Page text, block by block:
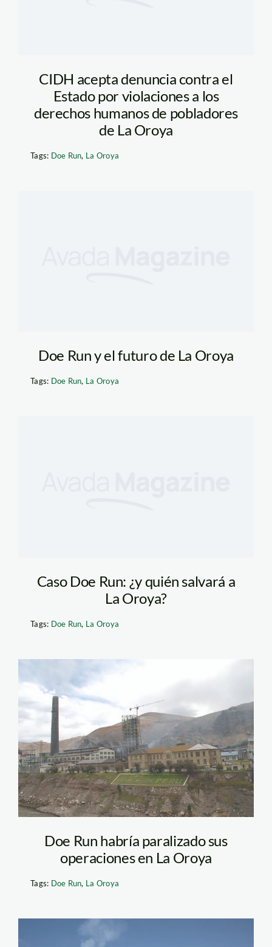
CIDH acepta denuncia contra el
Estado por violaciones a los
derechos humanos de pobladores
de La Oroya
Tags: Doe Run, La Oroya
Doe Run y el futuro de La Oroya
Tags: Doe Run, La Oroya
Caso Doe Run: ¿y quién salvará a
La Oroya?
Tags: Doe Run, La Oroya
doe_run_apia0
Doe Run habría paralizado sus
operaciones en La Oroya
Tags: Doe Run, La Oroya